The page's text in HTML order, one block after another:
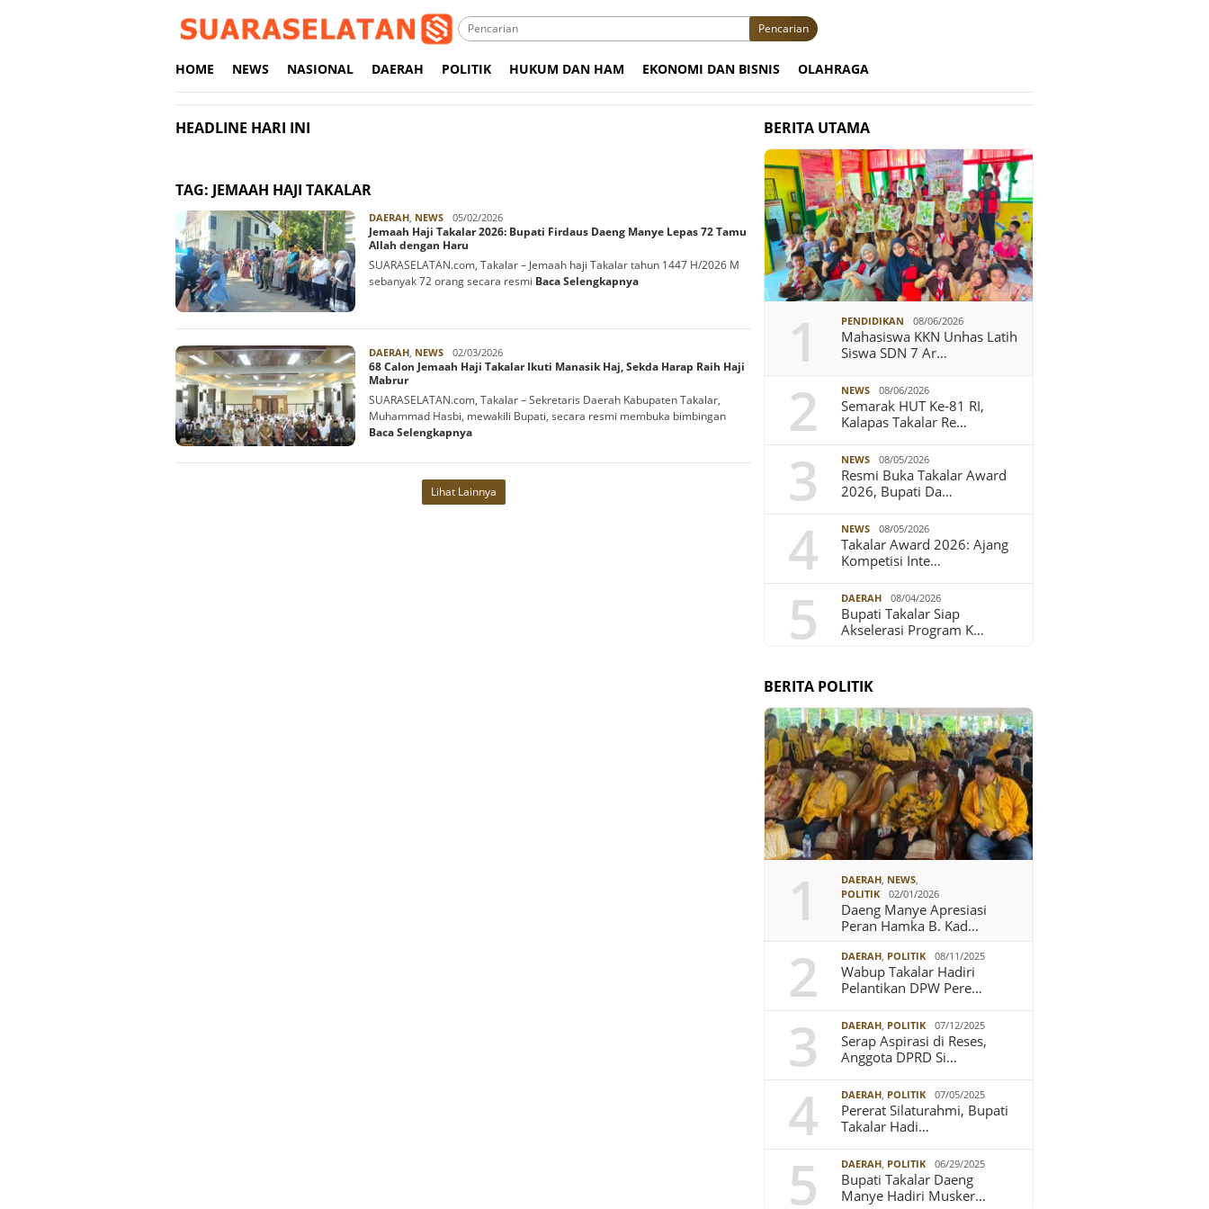
Pencarian
HOME NEWS NASIONAL DAERAH POLITIK HUKUM DAN HAM EKONOMI DAN BISNIS OLAHRAGA
HEADLINE HARI INI
TAG: JEMAAH HAJI TAKALAR
DAERAH, NEWSRabbani
05/02/2026
Jemaah Haji Takalar 2026: Bupati Firdaus Daeng Manye Lepas 72 Tamu
Allah dengan Haru
SUARASELATAN.com, Takalar – Jemaah haji Takalar tahun 1447 H/2026 M
sebanyak 72 orang secara resmi Baca Selengkapnya
DAERAH NEWSRabbani
02/03/2026
68 Calon Jemaah Haji Takalar Ikuti Manasik Haj, Sekda Harap Raih Haji
Mabrur
SUARASELATAN.com, Takalar – Sekretaris Daerah Kabupaten Takalar,
Muhammad Hasbi, mewakili Bupati, secara resmi membuka bimbingan
Baca Selengkapnya
Lihat Lainnya
BERITA UTAMA
1 PENDIDIKAN 08/06/2026
Mahasiswa KKN Unhas Latih
Siswa SDN 7 Ar…
2 NEWS 08/06/2026
Semarak HUT Ke-81 RI,
Kalapas Takalar Re…
3 NEWS 08/05/2026
Resmi Buka Takalar Award
2026, Bupati Da…
4 NEWS 08/05/2026
Takalar Award 2026: Ajang
Kompetisi Inte…
5 DAERAH 08/04/2026
Bupati Takalar Siap
Akselerasi Program K…
BERITA POLITIK
1 DAERAH, NEWS,
POLITIK
02/01/2026
Daeng Manye Apresiasi
Peran Hamka B. Kad…
2 DAERAH, POLITIK 08/11/2025
Wabup Takalar Hadiri
Pelantikan DPW Pere…
3 DAERAH, POLITIK 07/12/2025
Serap Aspirasi di Reses,
Anggota DPRD Si…
4 DAERAH, POLITIK 07/05/2025
Pererat Silaturahmi, Bupati
Takalar Hadi…
5 DAERAH, POLITIK 06/29/2025
Bupati Takalar Daeng
Manye Hadiri Musker…